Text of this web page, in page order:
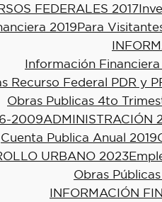
FEDERALES 2017
2019Para
Información
Recurso Federal PDR y
Obras Publicas 4to
2009ADMINISTRACIÓN
Cuenta Publica Anual 2019
URBANO 2023
Obras
INFORMACIÓN